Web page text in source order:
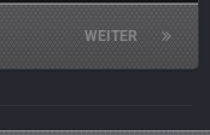
WEITER